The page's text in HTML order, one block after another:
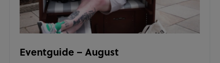
Eventguide – August